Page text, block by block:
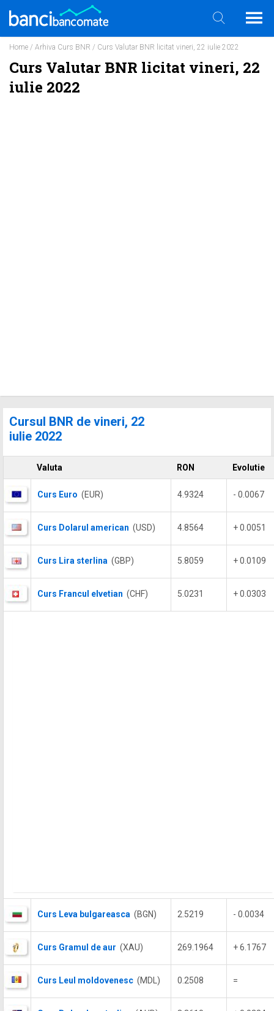
Home / Arhiva Curs BNR / Curs Valutar BNR licitat vineri, 22 iulie 2022
Curs Valutar BNR licitat vineri, 22
iulie 2022
Cursul BNR de vineri, 22
iulie 2022
Valuta RON Evolutie
Curs Euro (EUR) 4.9324 - 0.0067
Curs Dolarul american (USD) 4.8564 + 0.0051
Curs Lira sterlina (GBP) 5.8059 + 0.0109
Curs Francul elvetian (CHF) 5.0231 + 0.0303
Curs Leva bulgareasca (BGN) 2.5219 - 0.0034
Curs Gramul de aur (XAU) 269.1964 + 6.1767
Curs Leul moldovenesc (MDL) 0.2508 =